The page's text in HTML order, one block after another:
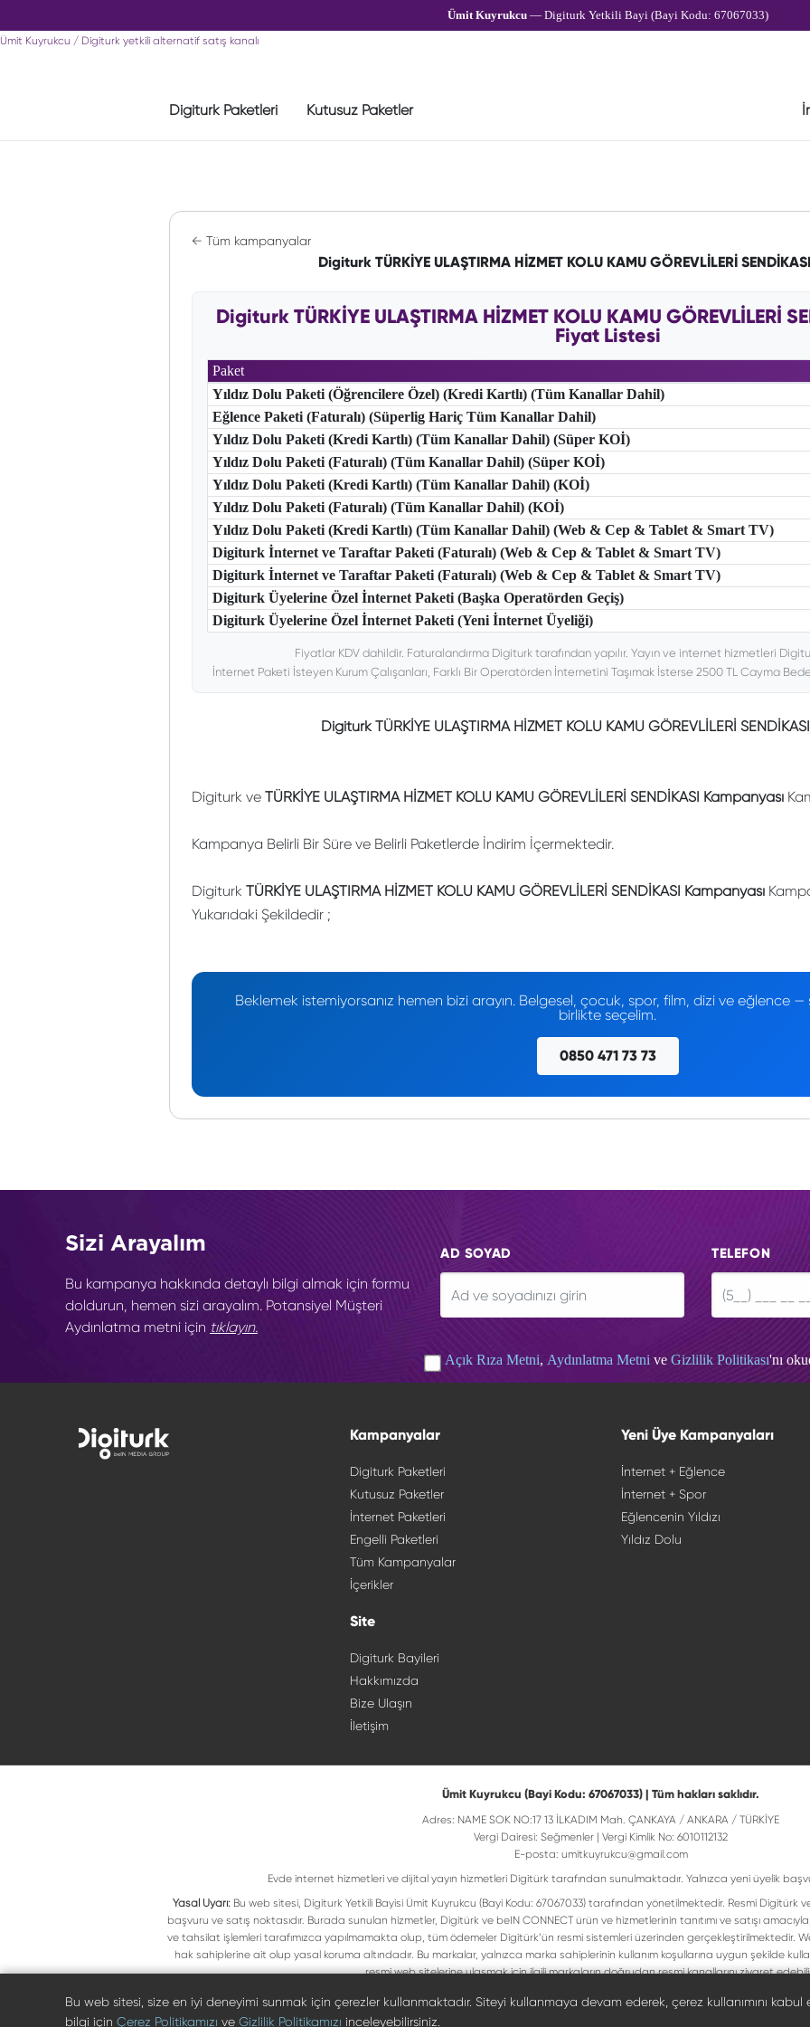
Ümit Kuyrukcu— Digiturk Yetkili Bayi (Bayi Kodu: 67067033)
Ümit Kuyrukcu / Digiturk yetkili alternatif satış kanalı
Digiturk Paketleri Kutusuz Paketler
← Tüm kampanyalar
Digiturk TÜRKİYE ULAŞTIRMA HİZMET KOLU KAMU GÖREVLİLERİ
Digiturk TÜRKİYE ULAŞTIRMA HİZMET KOLU KAMU GÖREVLİLERİ
Fiyat Listesi
Paket
Yıldız Dolu Paketi (Öğrencilere Özel) (Kredi Kartlı) (Tüm Kanallar Dahil)
Eğlence Paketi (Faturalı) (Süperlig Hariç Tüm Kanallar Dahil)
Yıldız Dolu Paketi (Kredi Kartlı) (Tüm Kanallar Dahil) (Süper KOİ)
Yıldız Dolu Paketi (Faturalı) (Tüm Kanallar Dahil) (Süper KOİ)
Yıldız Dolu Paketi (Kredi Kartlı) (Tüm Kanallar Dahil) (KOİ)
Yıldız Dolu Paketi (Faturalı) (Tüm Kanallar Dahil) (KOİ)
Yıldız Dolu Paketi (Kredi Kartlı) (Tüm Kanallar Dahil) (Web & Cep & Tablet & Smart TV)
Digiturk İnternet ve Taraftar Paketi (Faturalı) (Web & Cep & Tablet & Smart TV)
Digiturk İnternet ve Taraftar Paketi (Faturalı) (Web & Cep & Tablet & Smart TV)
Digiturk Üyelerine Özel İnternet Paketi (Başka Operatörden Geçiş)
Digiturk Üyelerine Özel İnternet Paketi (Yeni İnternet Üyeliği)
Fiyatlar KDV dahildir. Faturalandırma Digiturk tarafından yapılır. Yayın ve internet hizmetleri
İnternet Paketi İsteyen Kurum Çalışanları, Farklı Bir Operatörden İnternetini Taşımak İsterse 2500 TL Cayma
Digiturk TÜRKİYE ULAŞTIRMA HİZMET KOLU KAMU GÖREVLİLERİ
Digiturk ve TÜRKİYE ULAŞTIRMA HİZMET KOLU KAMU GÖREVLİLERİ SENDİKASI Kampanyası
Kampanya Belirli Bir Süre ve Belirli Paketlerde İndirim İçermektedir.
Digiturk TÜRKİYE ULAŞTIRMA HİZMET KOLU KAMU GÖREVLİLERİ SENDİKASI Kampanyası
Yukarıdaki Şekildedir ;
Beklemek istemiyorsanız hemen bizi arayın. Belgesel, çocuk, spor, film, dizi ve eğlence
birlikte seçelim.
0850 471 73 73
Sizi Arayalım
Bu kampanya hakkında detaylı bilgi almak için formu
doldurun, hemen sizi arayalım. Potansiyel Müşteri
Aydınlatma metni için tıklayın.
AD SOYAD TELEFON
Açık Rıza Metni, Aydınlatma Metni ve Gizlilik Politikası'nı
Kampanyalar
Digiturk Paketleri
Kutusuz Paketler
İnternet Paketleri
Engelli Paketleri
Tüm Kampanyalar
İçerikler
Site
Digiturk Bayileri
Hakkımızda
Bize Ulaşın
İletişim
Yeni Üye Kampanyaları
İnternet + Eğlence
İnternet + Spor
Eğlencenin Yıldızı
Yıldız Dolu
Ümit Kuyrukcu (Bayi Kodu: 67067033) | Tüm hakları saklıdır.
Adres: NAME SOK NO:17 13 İLKADIM Mah. ÇANKAYA / ANKARA / TÜRKİYE
Vergi Dairesi: Seğmenler | Vergi Kimlik No: 6010112132
E-posta: umitkuyrukcu@gmail.com
Evde internet hizmetleri ve dijital yayın hizmetleri Digitürk tarafından sunulmaktadır. Yalnızca yeni üyelik
Yasal Uyarı:Bu web sitesi, Digiturk Yetkili Bayisi Ümit Kuyrukcu (Bayi Kodu: 67067033) tarafından yönetilmektedir. Resmi Digitürk
başvuru ve satış noktasıdır. Burada sunulan hizmetler, Digitürk ve beIN CONNECT ürün ve hizmetlerinin tanıtımı ve satışı
ve tahsilat işlemleri tarafımızca yapılmamakta olup, tüm ödemeler Digitürk’ün resmi sistemleri üzerinden gerçekleştirilmektedir.
hak sahiplerine ait olup yasal koruma altındadır. Bu markalar, yalnızca marka sahiplerinin kullanım koşullarına uygun şekilde
resmi web sitelerine ulaşmak için ilgili markaların doğrudan resmi kanallarını ziyaret
Digiturk resmî bayi listesinde doğrulayın
Bu web sitesi, size en iyi deneyimi sunmak için çerezler kullanmaktadır. Siteyi kullanmaya devam ederek, çerez kullanımını kabul
bilgi için Çerez Politikamızı ve Gizlilik Politikamızı inceleyebilirsiniz.